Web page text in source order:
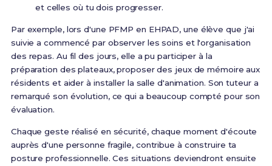
et celles où tu dois progresser.
Par exemple, lors d'une PFMP en EHPAD, une élève que j'ai
suivie a commencé par observer les soins et l'organisation
des repas. Au fil des jours, elle a pu participer à la
préparation des plateaux, proposer des jeux de mémoire aux
résidents et aider à installer la salle d'animation. Son tuteur a
remarqué son évolution, ce qui a beaucoup compté pour son
évaluation.
Chaque geste réalisé en sécurité, chaque moment d'écoute
auprès d'une personne fragile, contribue à construire ta
posture professionnelle. Ces situations deviendront ensuite